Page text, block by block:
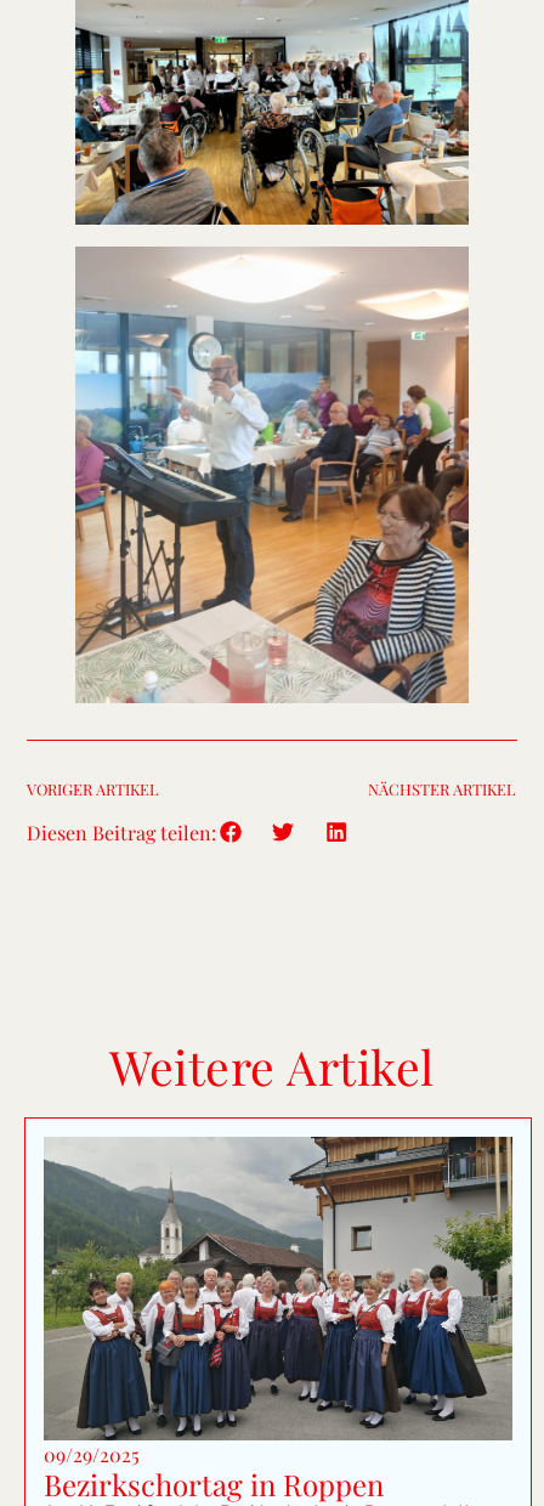
VORIGER ARTIKEL NÄCHSTER ARTIKEL
Diesen Beitrag teilen:
Weitere Artikel
09/29/2025
Bezirkschortag in Roppen